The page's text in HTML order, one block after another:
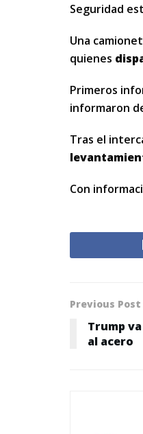
Seguridad
Una
quienes
Primeros
informaron
Tras el
Con
Previous Post
Trump
al acero